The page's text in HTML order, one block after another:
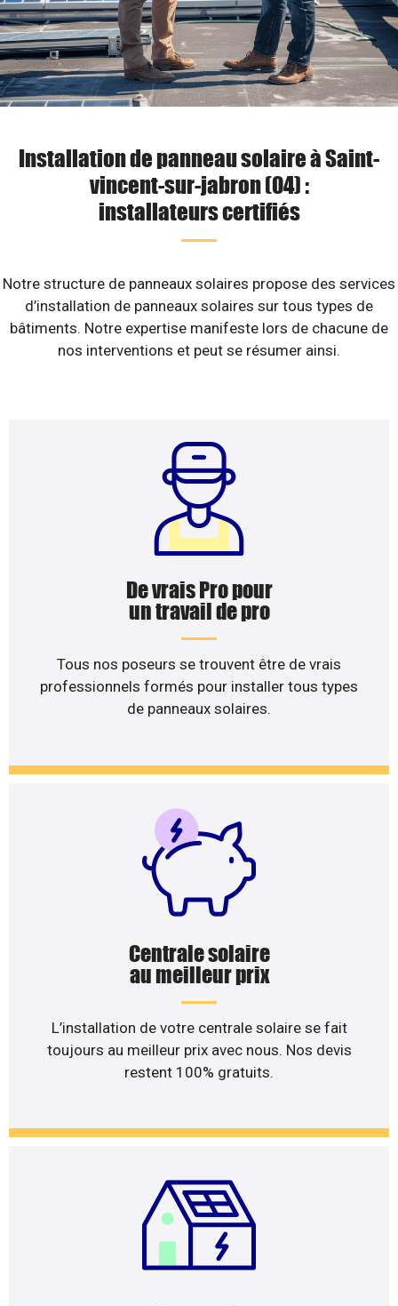
Installation de panneau solaire à Saint-
vincent-sur-jabron (04) :
installateurs certifiés
Notre structure de panneaux solaires propose des services
d’installation de panneaux solaires sur tous types de
bâtiments. Notre expertise manifeste lors de chacune de
nos interventions et peut se résumer ainsi.
De vrais Pro pour
un travail de pro
Tous nos poseurs se trouvent être de vrais
professionnels formés pour installer tous types
de panneaux solaires.
Centrale solaire
au meilleur prix
L’installation de votre centrale solaire se fait
toujours au meilleur prix avec nous. Nos devis
restent 100% gratuits.